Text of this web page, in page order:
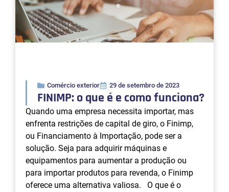
Comércio exterior 29 de setembro de 2023
FINIMP: o que é e como funciona?
Quando uma empresa necessita importar, mas
enfrenta restrições de capital de giro, o Finimp,
ou Financiamento à Importação, pode ser a
solução. Seja para adquirir máquinas e
equipamentos para aumentar a produção ou
para importar produtos para revenda, o Finimp
oferece uma alternativa valiosa. O que é o